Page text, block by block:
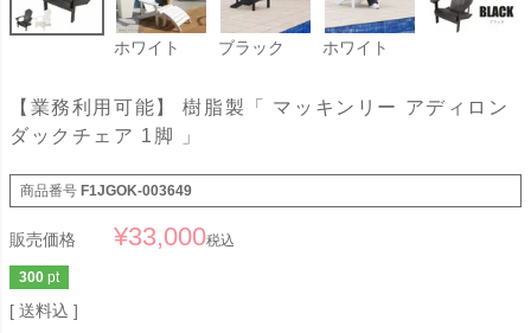
ホワイト ブラック ホワイト
【業務利用可能】 樹脂製「 マッキンリー アディロン
ダックチェア 1脚 」
商品番号 F1JGOK-003649
販売価格 ¥33,000税込
300 pt
送料込